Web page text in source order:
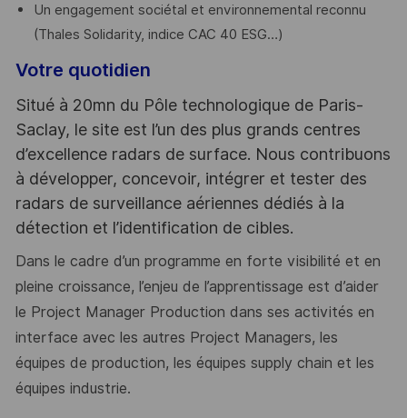
Un engagement sociétal et environnemental reconnu
(Thales Solidarity, indice CAC 40 ESG…)
Votre quotidien
Situé à 20mn du Pôle technologique de Paris-
Saclay, le site est l’un des plus grands centres
d’excellence radars de surface. Nous contribuons
à développer, concevoir, intégrer et tester des
radars de surveillance aériennes dédiés à la
détection et l’identification de cibles.
Dans le cadre d’un programme en forte visibilité et en
pleine croissance, l’enjeu de l’apprentissage est d’aider
le Project Manager Production dans ses activités en
interface avec les autres Project Managers, les
équipes de production, les équipes supply chain et les
équipes industrie.